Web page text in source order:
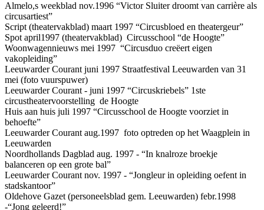
Almelo,s weekblad nov.1996 “Victor Sluiter droomt van carrière als
circusartiest”
Script (theatervakblad) maart 1997 “Circusbloed en theatergeur”
Spot april1997 (theatervakblad) Circusschool “de Hoogte”
Woonwagennieuws mei 1997 “Circusduo creëert eigen
vakopleiding”
Leeuwarder Courant juni 1997 Straatfestival Leeuwarden van 31
mei (foto vuurspuwer)
Leeuwarder Courant - juni 1997 “Circuskriebels” 1ste
circustheatervoorstelling de Hoogte
Huis aan huis juli 1997 “Circusschool de Hoogte voorziet in
behoefte”
Leeuwarder Courant aug.1997 foto optreden op het Waagplein in
Leeuwarden
Noordhollands Dagblad aug. 1997 - “In knalroze broekje
balanceren op een grote bal”
Leeuwarder Courant nov. 1997 - “Jongleur in opleiding oefent in
stadskantoor”
Oldehove Gazet (personeelsblad gem. Leeuwarden) febr.1998
-“Jong geleerd!”